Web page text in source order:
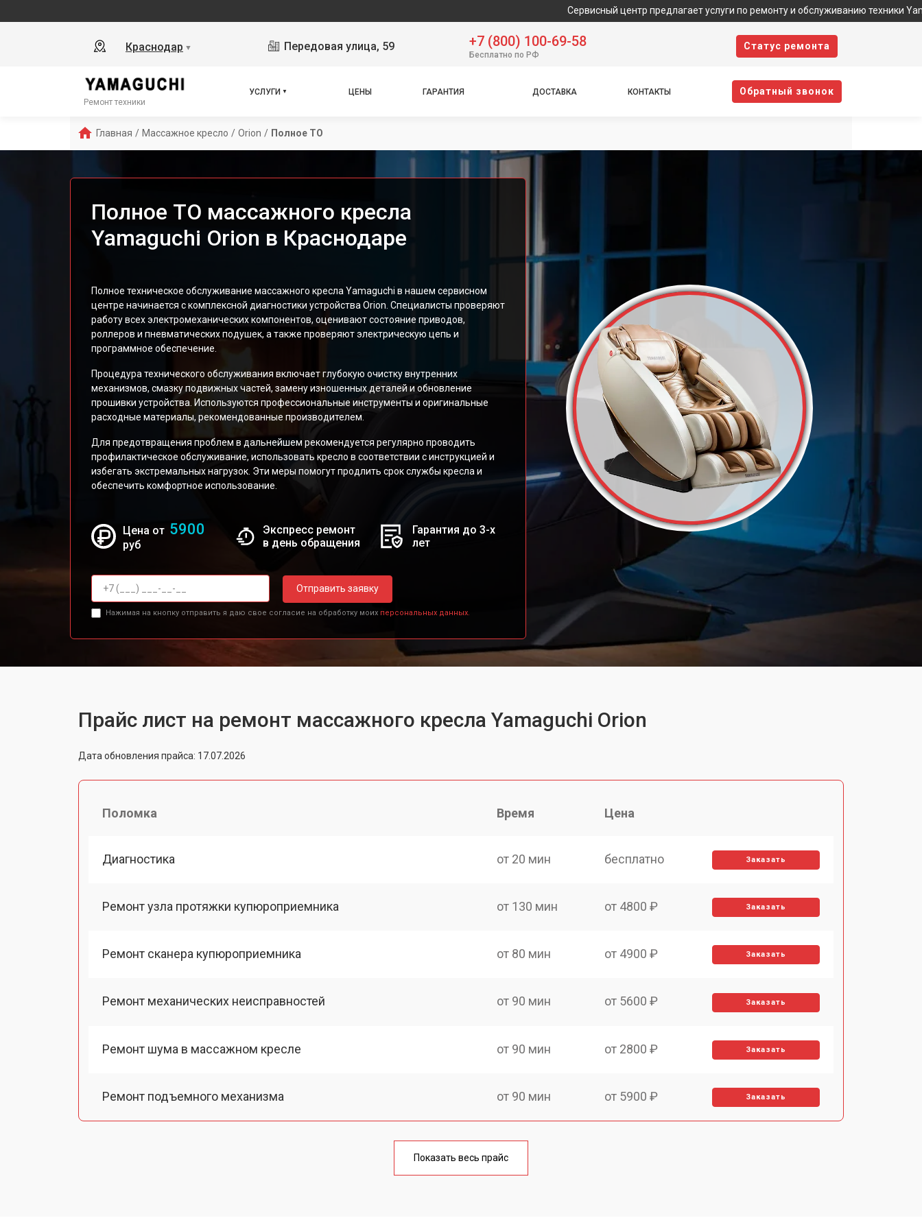
Сервисный центр предлагает услуги по ремонту и обслуживанию техники Yamaguchi.
Краснодар ▼ Передовая улица, 59 +7 (800) 100-69-58
Бесплатно по РФ
Cтатус ремонта
Ремонт техники
УСЛУГИ ЦЕНЫ ГАРАНТИЯ ДОСТАВКА КОНТАКТЫ Oбратный звонок
Главная / Массажное кресло / Orion / Полное ТО
Полное ТО массажного кресла
Yamaguchi Orion в Краснодаре
Полное техническое обслуживание массажного кресла Yamaguchi в нашем сервисном
центре начинается с комплексной диагностики устройства Orion. Специалисты проверяют
работу всех электромеханических компонентов, оценивают состояние приводов,
роллеров и пневматических подушек, а также проверяют электрическую цепь и
программное обеспечение.
Процедура технического обслуживания включает глубокую очистку внутренних
механизмов, смазку подвижных частей, замену изношенных деталей и обновление
прошивки устройства. Используются профессиональные инструменты и оригинальные
расходные материалы, рекомендованные производителем.
Для предотвращения проблем в дальнейшем рекомендуется регулярно проводить
профилактическое обслуживание, использовать кресло в соответствии с инструкцией и
избегать экстремальных нагрузок. Эти меры помогут продлить срок службы кресла и
обеспечить комфортное использование.
Цена от 5900
руб
Экспресс ремонт
в день обращения
Гарантия до 3-х
лет
Отправить заявку
Нажимая на кнопку отправить я даю свое согласие на обработку моих персональных данных.
Прайс лист на ремонт массажного кресла Yamaguchi Orion
Дата обновления прайса: 17.07.2026
Поломка Время Цена
Диагностика от 20 мин бесплатно Заказать
Ремонт узла протяжки купюроприемника от 130 мин от 4800 ₽ Заказать
Ремонт сканера купюроприемника от 80 мин от 4900 ₽ Заказать
Ремонт механических неисправностей от 90 мин от 5600 ₽ Заказать
Ремонт шума в массажном кресле от 90 мин от 2800 ₽ Заказать
Ремонт подъемного механизма от 90 мин от 5900 ₽ Заказать
от 150 мин
Показать весь прайс